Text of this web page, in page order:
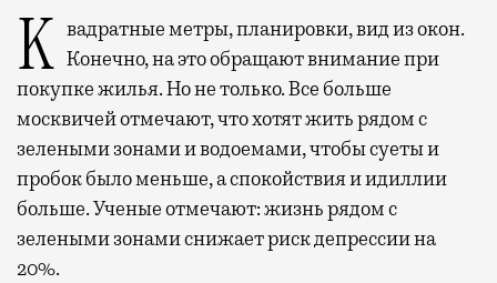
Квадратные метры, планировки, вид из окон. Конечно, на это обращают внимание при
покупке жилья. Но не только. Все больше
москвичей отмечают, что хотят жить рядом с
зелеными зонами и водоемами, чтобы суеты и
пробок было меньше, а спокойствия и идиллии
больше. Ученые отмечают: жизнь рядом с
зелеными зонами снижает риск депрессии на
20%.